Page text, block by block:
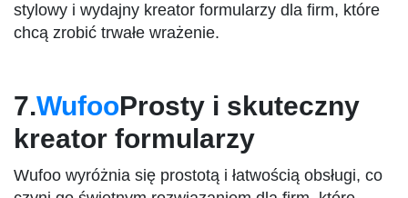
stylowy i wydajny kreator formularzy dla firm, które
chcą zrobić trwałe wrażenie.
7.WufooProsty i skuteczny
kreator formularzy
Wufoo wyróżnia się prostotą i łatwością obsługi, co